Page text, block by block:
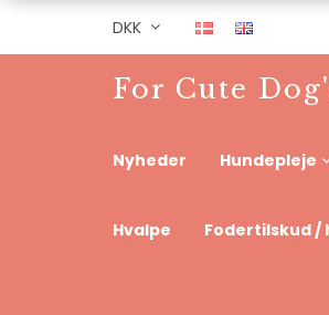
DKK
For Cute
Nyheder Hundepleje
Hvalpe Fodertilskud /